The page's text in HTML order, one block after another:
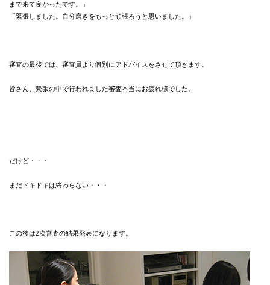
まで来て良かったです。」
「緊張しました。自分磨きをもっと頑張ろうと思いました。」
審査の最後では、審査員より個別にアドバイスをさせて頂きます。
皆さん、緊張の中で行われました審査本当にお疲れ様でした。
だけど・・・
まだドキドキは終わらない・・・
この後は2次審査の結果発表になります。